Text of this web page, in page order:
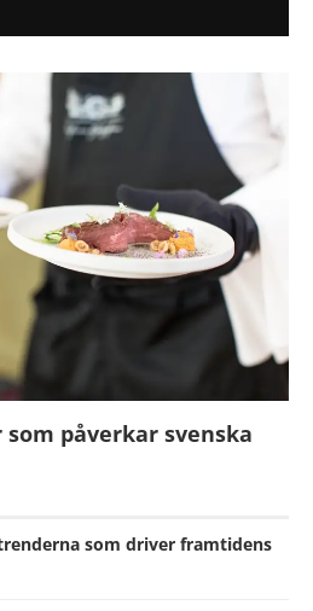
påverkar svenska
som driver framtidens